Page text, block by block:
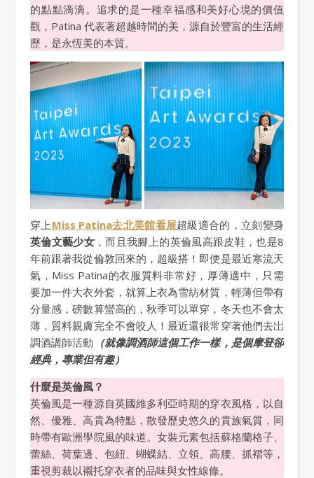
的點點滴滴。追求的是一種幸福感和美好心境的價值
觀，Patina 代表著超越時間的美，源自於豐富的生活經
歷，是永恆美的本質。
穿上 Miss Patina去北美館看展超級適合的，立刻變身
英倫文藝少女 ，而且我腳上的英倫風高跟皮鞋，也是8
年前跟著我從倫敦回來的，超級搭！即便是最近寒流天
氣，Miss Patina的衣服質料非常好，厚薄適中，只需
要加一件大衣外套，就算上衣為雪紡材質，輕薄但帶有
分量感，磅數算蠻高的，秋季可以單穿，冬天也不會太
薄，質料親膚完全不會咬人！最近還很常穿著他們去岀
調酒講師活動 （就像調酒師這個工作一樣，是個摩登卻
經典，專業但有趣）
什麼是英倫風？
英倫風是一種源自英國維多利亞時期的穿衣風格，以自
然、優雅、高貴為特點，散發歷史悠久的貴族氣質，同
時帶有歐洲學院風的味道。女裝元素包括蘇格蘭格子、
蕾絲、荷葉邊、包紐、蝴蝶結、立領、高腰、抓褶等，
重視剪裁以襯托穿衣者的品味與女性線條。